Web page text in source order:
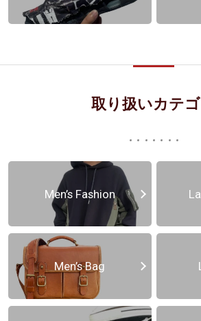
取り扱いカテゴ
Men’s Fashion
Men’s Bag